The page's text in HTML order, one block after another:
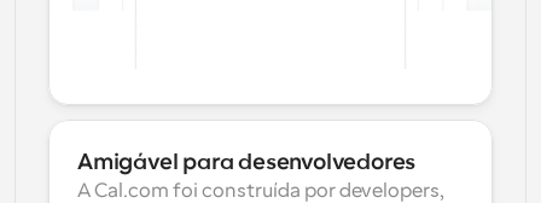
Amigável para desenvolvedores
A Cal.com foi construída por developers,